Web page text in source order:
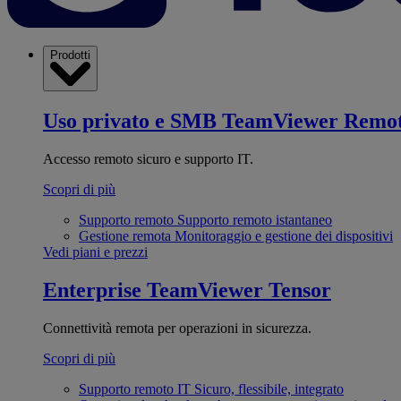
Prodotti
Uso privato e SMB TeamViewer
Accesso remoto sicuro e supporto IT.
Scopri di più
Supporto remoto Supporto remoto istantaneo
Gestione remota Monitoraggio e gestione dei dispositivi
Vedi piani e prezzi
Enterprise TeamViewer Tensor
Connettività remota per operazioni in sicurezza.
Scopri di più
Supporto remoto IT Sicuro, flessibile, integrato